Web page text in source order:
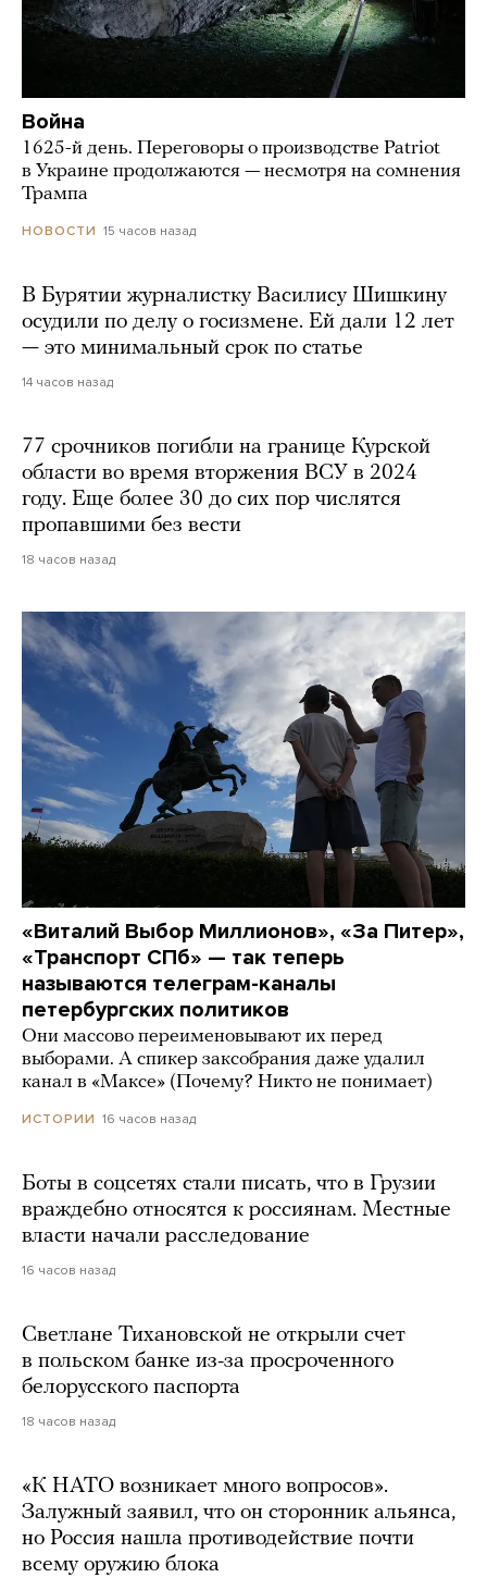
Война
1625-й день. Переговоры о производстве Patriot
в Украине продолжаются — несмотря на сомнения
Трампа
НОВОСТИ 15 часов назад
В Бурятии журналистку Василису Шишкину
осудили по делу о госизмене. Ей дали 12 лет
— это минимальный срок по статье
14 часов назад
77 срочников погибли на границе Курской
области во время вторжения ВСУ в 2024
году. Еще более 30 до сих пор числятся
пропавшими без вести
18 часов назад
«Виталий Выбор Миллионов», «За Питер»,
«Транспорт СПб» — так теперь
называются телеграм-каналы
петербургских политиков
Они массово переименовывают их перед
выборами. А спикер заксобрания даже удалил
канал в «Максе» (Почему? Никто не понимает)
ИСТОРИИ 16 часов назад
Боты в соцсетях стали писать, что в Грузии
враждебно относятся к россиянам. Местные
власти начали расследование
16 часов назад
Светлане Тихановской не открыли счет
в польском банке из-за просроченного
белорусского паспорта
18 часов назад
«К НАТО возникает много вопросов».
Залужный заявил, что он сторонник альянса,
но Россия нашла противодействие почти
всему оружию блока